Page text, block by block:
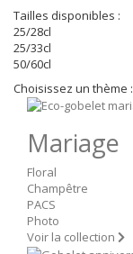
Tailles disponibles :
25/28cl
25/33cl
50/60cl
Choisissez un thème :
Mariage
Floral
Champêtre
PACS
Photo
Voir la collection